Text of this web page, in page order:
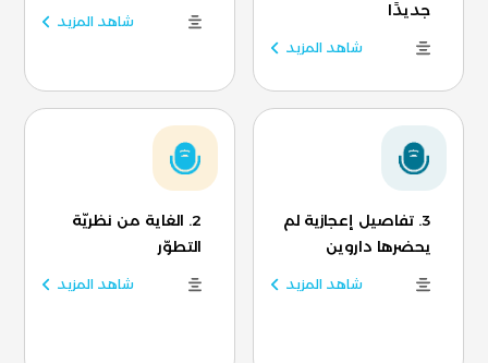
جديدًا
شاهد المزيد
شاهد المزيد
3. تفاصيل إعجازية لم
يحضرها داروين
شاهد المزيد
2. الغاية من نظريّة
التطوّر
شاهد المزيد